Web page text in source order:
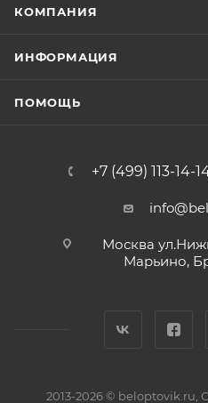
КОМПАНИЯ
ИНФОРМАЦИЯ
ПОМОЩЬ
+7 (499) 113-14-
Москва
Марьино,
2013-2026 ©